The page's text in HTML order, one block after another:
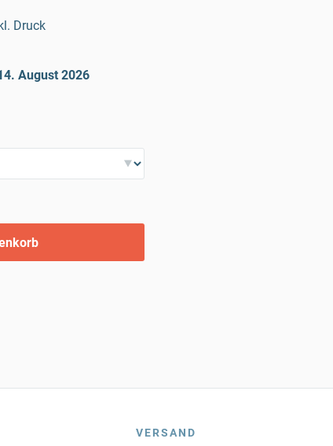
Druck
August 2026
VERSAND